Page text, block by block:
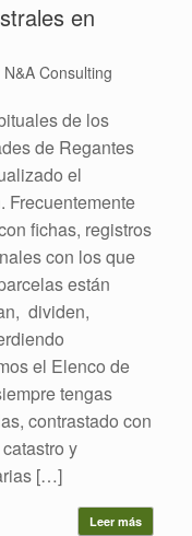
en
N&A Consulting
de los
de Regantes
el
Frecuentemente
fichas, registros
con los que
están
dividen,
el Elenco de
tengas
contrastado con
y
[…]
Leer más